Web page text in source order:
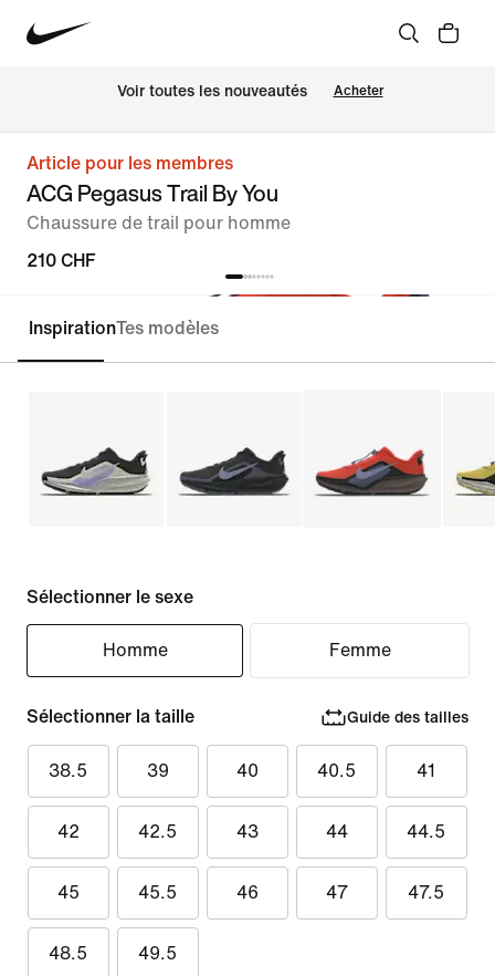
Voir toutes les nouveautés Acheter
Article pour les membres
ACG Pegasus Trail By You
Chaussure de trail pour homme
210 CHF
Personnaliser
InspirationTes modèles
Sélectionner le sexe
Homme Femme
Sélectionner la taille Guide des tailles
38.5 39 40 40.5 41
42 42.5 43 44 44.5
45 45.5 46 47 47.5
48.5 49.5